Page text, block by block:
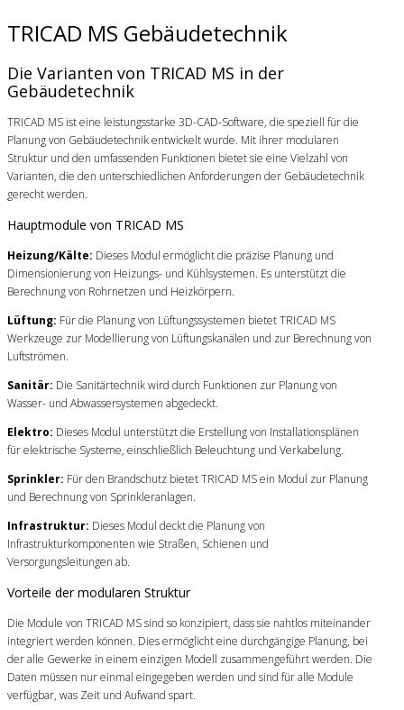
TRICAD MS Gebäudetechnik
Die Varianten von TRICAD MS in der
Gebäudetechnik
TRICAD MS ist eine leistungsstarke 3D-CAD-Software, die speziell für die
Planung von Gebäudetechnik entwickelt wurde. Mit ihrer modularen
Struktur und den umfassenden Funktionen bietet sie eine Vielzahl von
Varianten, die den unterschiedlichen Anforderungen der Gebäudetechnik
gerecht werden.
Hauptmodule von TRICAD MS
Heizung/Kälte: Dieses Modul ermöglicht die präzise Planung und
Dimensionierung von Heizungs- und Kühlsystemen. Es unterstützt die
Berechnung von Rohrnetzen und Heizkörpern.
Lüftung: Für die Planung von Lüftungssystemen bietet TRICAD MS
Werkzeuge zur Modellierung von Lüftungskanälen und zur Berechnung von
Luftströmen.
Sanitär: Die Sanitärtechnik wird durch Funktionen zur Planung von
Wasser- und Abwassersystemen abgedeckt.
Elektro: Dieses Modul unterstützt die Erstellung von Installationsplänen
für elektrische Systeme, einschließlich Beleuchtung und Verkabelung.
Sprinkler: Für den Brandschutz bietet TRICAD MS ein Modul zur Planung
und Berechnung von Sprinkleranlagen.
Infrastruktur: Dieses Modul deckt die Planung von
Infrastrukturkomponenten wie Straßen, Schienen und
Versorgungsleitungen ab.
Vorteile der modularen Struktur
Die Module von TRICAD MS sind so konzipiert, dass sie nahtlos miteinander
integriert werden können. Dies ermöglicht eine durchgängige Planung, bei
der alle Gewerke in einem einzigen Modell zusammengeführt werden. Die
Daten müssen nur einmal eingegeben werden und sind für alle Module
verfügbar, was Zeit und Aufwand spart.